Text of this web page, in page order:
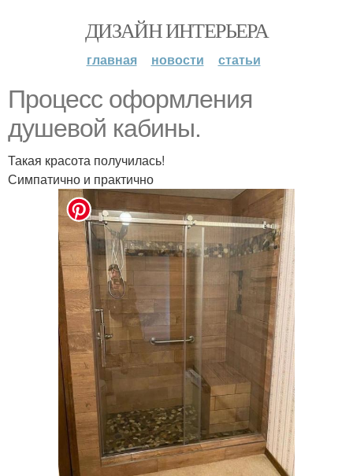
ДИЗАЙН ИНТЕРЬЕРА
главная новости статьи
Процесс оформления
душевой кабины.
Такая красота получилась!
Симпатично и практично